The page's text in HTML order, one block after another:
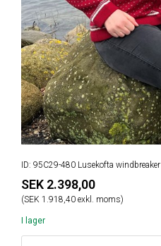
ID: 95C29-480 Lusekofta windbreaker
SEK 2.398,00
(SEK 1.918,40 exkl. moms)
I lager